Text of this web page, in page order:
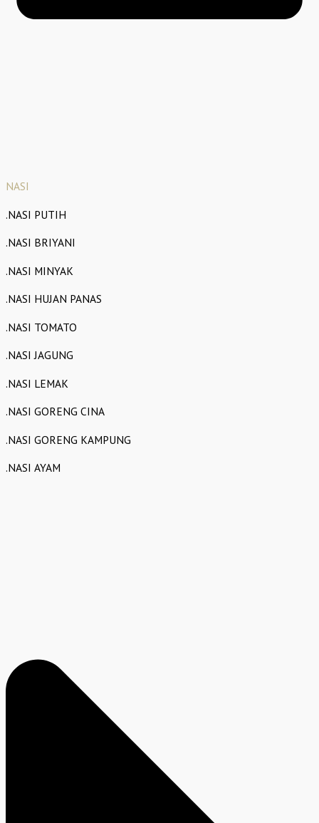
NASI
.NASI PUTIH
.NASI BRIYANI
.NASI MINYAK
.NASI HUJAN PANAS
.NASI TOMATO
.NASI JAGUNG
.NASI LEMAK
.NASI GORENG CINA
.NASI GORENG KAMPUNG
.NASI AYAM